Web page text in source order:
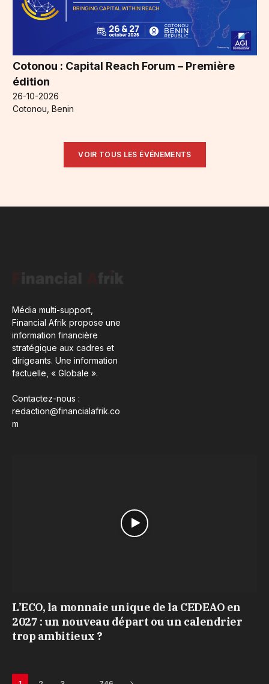
Cotonou : Capital Reach Forum – Première
édition
26-10-2026
Cotonou, Benin
VOIR TOUS LES ÉVÉNEMENTS
Média multi-support,
Financial Afrik propose une
information financière
stratégique aux cadres et
dirigeants. Une information
factuelle, « Globale ».
Contactez-nous :
redaction@financialafrik.co
m
L’ECO, la monnaie unique de la CEDEAO en
2027 : un nouveau départ ou un calendrier
trop ambitieux ?